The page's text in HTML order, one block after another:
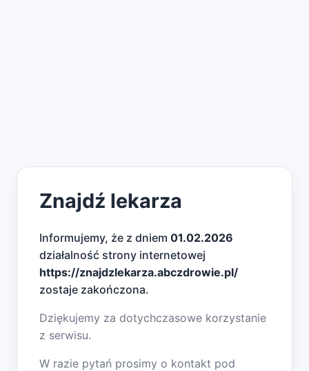
Znajdź lekarza
Informujemy, że z dniem 01.02.2026
działalność strony internetowej
https://znajdzlekarza.abczdrowie.pl/
zostaje zakończona.
Dziękujemy za dotychczasowe korzystanie
z serwisu.
W razie pytań prosimy o kontakt pod